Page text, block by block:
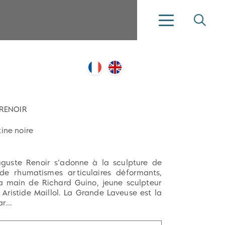
noire
Renoir s’adonne à la sculpture de
rhumatismes articulaires déformants,
main de Richard Guino, jeune sculpteur
Maillol. La Grande Laveuse est la